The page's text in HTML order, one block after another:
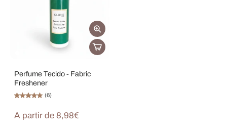
Perfume Tecido - Fabric
Freshener
(6)
A partir de 8,98€